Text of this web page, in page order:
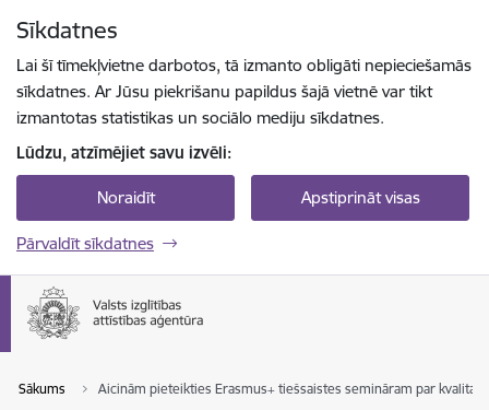
Sīkdatnes
Lai šī tīmekļvietne darbotos, tā izmanto obligāti nepieciešamās
sīkdatnes. Ar Jūsu piekrišanu papildus šajā vietnē var tikt
izmantotas statistikas un sociālo mediju sīkdatnes.
Lūdzu, atzīmējiet savu izvēli:
Noraidīt Apstiprināt visas
Pārvaldīt sīkdatnes
Sākums Aicinām pieteikties Erasmus+ tiešsaistes semināram par